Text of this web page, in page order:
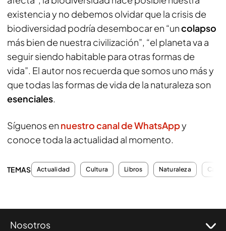
existencia y no debemos olvidar que la crisis de
biodiversidad podría desembocar en “uncolapso
más bien de nuestra civilización”, “el planeta va a
seguir siendo habitable para otras formas de
vida”. El autor nos recuerda que somos uno más y
que todas las formas de vida de la naturaleza son
esenciales.
Síguenos en nuestro canal de WhatsAppy
conoce toda la actualidad al momento.
TEMAS Actualidad Cultura Libros Naturaleza
Nosotros